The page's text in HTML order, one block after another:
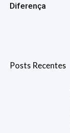
Diferença
Posts Recentes